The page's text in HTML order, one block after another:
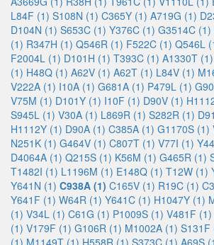
L84F (1) S108N (1) C365Y (1) A719G (1)
D104N (1) S653C (1) Y376C (1) G3514C (1)
(1) R347H (1) Q546R (1) F522C (1) Q546L
F2004L (1) D101H (1) T393C (1) A1330T (1)
(1) H48Q (1) A62V (1) A62T (1) L84V (1)
V222A (1) I10A (1) G681A (1) P479L (1)
V75M (1) D101Y (1) I10F (1) D90V (1)
S945L (1) V30A (1) L869R (1) S282R (1)
H1112Y (1) D90A (1) C385A (1) G1170S (1)
N251K (1) G464V (1) C807T (1) V77I (1)
D4064A (1) Q215S (1) K56M (1) G465R (1)
T1482I (1) L1196M (1) E148Q (1) T12W (1)
Y641N (1) C938A (1) C165V (1) R19C (1)
Y641F (1) W64R (1) Y641C (1) H1047Y (1)
(1) V34L (1) C61G (1) P1009S (1) V481F (1)
(1) V179F (1) G106R (1) M1002A (1) S131F
(1) M1149T (1) H558R (1) S373C (1) A69S